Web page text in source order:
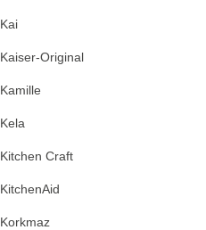
Kai
Kaiser-Original
Kamille
Kela
Kitchen Craft
KitchenAid
Korkmaz